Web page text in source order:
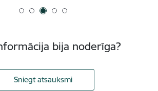
bija noderīga?
Sniegt atsauksmi